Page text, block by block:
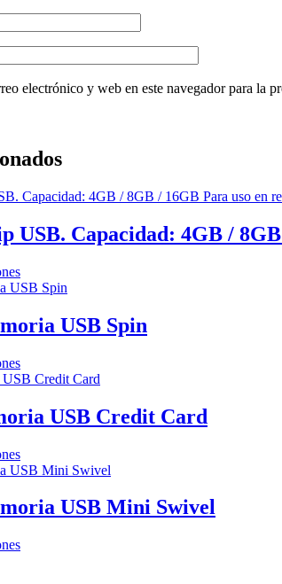
electrónico y web en este navegador para la
USB. Capacidad: 4GB /
Este
producto
múltiples
variantes.
opciones
se
elegir
en
página
de
USB Spin
Este
producto
múltiples
variantes.
opciones
se
elegir
en
página
USB Credit Card
Este
producto
múltiples
variantes.
opciones
USB Mini Swivel
Este